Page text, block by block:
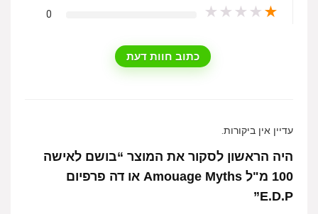
★
★
★
★
★
0
כתוב חוות דעת
עדיין אין ביקורות.
היה הראשון לסקור את המוצר “בושם לאישה
100 מ"ל Amouage Myths או דה פרפיום
E.D.P”